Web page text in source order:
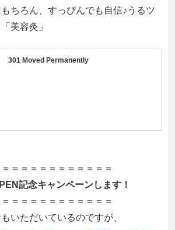
ちろん、すっぴんでも自信♪うるツ
美容灸」
301 Moved Permanently
＝＝＝＝＝＝＝＝＝＝＝
記念キャンペーンします！
＝＝＝＝＝＝＝＝＝＝＝
いただいているのですが、